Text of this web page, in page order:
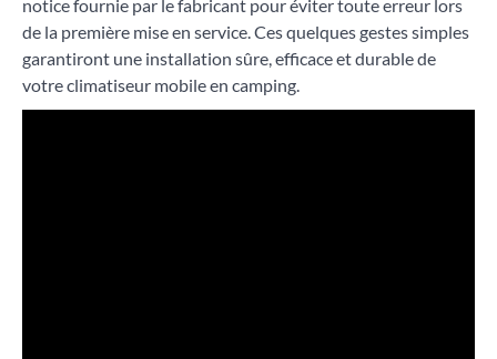
notice fournie par le fabricant pour éviter toute erreur lors
de la première mise en service. Ces quelques gestes simples
garantiront une installation sûre, efficace et durable de
votre climatiseur mobile en camping.